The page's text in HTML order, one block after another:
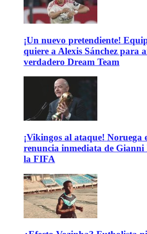
¡Un nuevo pretendiente!
quiere a Alexis Sánchez para
verdadero Dream Team
¡Vikingos al ataque! Noruega
renuncia inmediata de
la FIFA